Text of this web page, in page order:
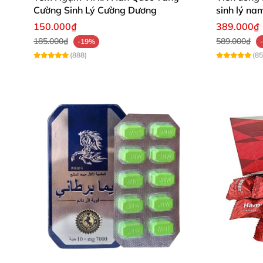
-Mã của sản phẩm: V800
-Phân loại sản phẩm: Yếu sinh lý – Xuất tinh
-Tính năng và công dụng: tăng cường cương
lý, làm chậm quá trình mãn dục nam
-Đối tượng sử dụng: Anh em trai trẻ muốn
Khách bị lãnh cảm thờ ơ với việc chăn gối.
Cường Sinh Lý Cường Dương
150.000₫
185.000₫
-19%
(888)
sinh lý
389.000₫
589.000₫